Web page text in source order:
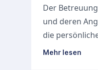
Der
und deren
die
in den
Mehr lesen